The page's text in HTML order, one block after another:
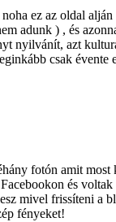
ez az oldal
adunk ) , és
nyilvánít, azt
csak
fotón amit
és
mivel frissíteni
fényeket!